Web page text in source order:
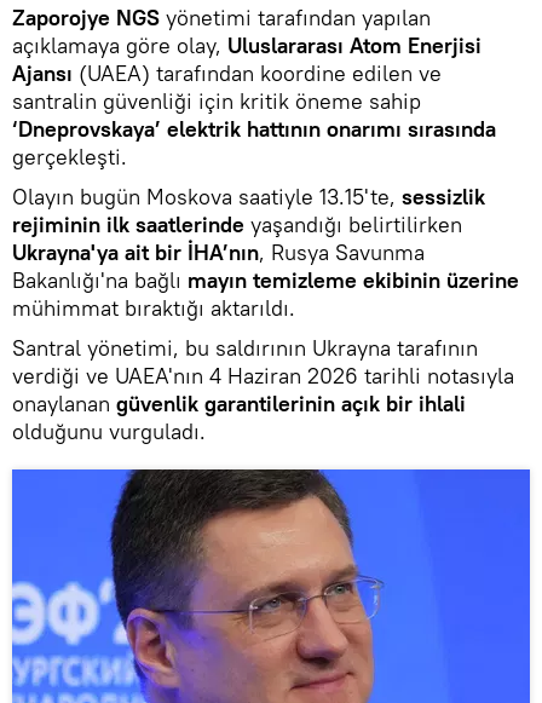
Zaporojye NGS yönetimi tarafından yapılan
açıklamaya göre olay, Uluslararası Atom Enerjisi
Ajansı (UAEA) tarafından koordine edilen ve
santralin güvenliği için kritik öneme sahip
‘Dneprovskaya’ elektrik hattının onarımı sırasında
gerçekleşti.
Olayın bugün Moskova saatiyle 13.15'te, sessizlik
rejiminin ilk saatlerinde yaşandığı belirtilirken
Ukrayna'ya ait bir İHA’nın, Rusya Savunma
Bakanlığı'na bağlı mayın temizleme ekibinin üzerine
mühimmat bıraktığı aktarıldı.
Santral yönetimi, bu saldırının Ukrayna tarafının
verdiği ve UAEA'nın 4 Haziran 2026 tarihli notasıyla
onaylanan güvenlik garantilerinin açık bir ihlali
olduğunu vurguladı.